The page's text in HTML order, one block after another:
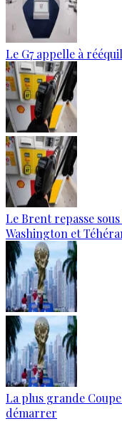
Le G7 appelle à
Le Brent repasse
Washington et
La plus grande
démarrer